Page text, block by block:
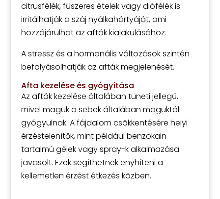
citrusfélék, fűszeres ételek vagy diófélék is
irritálhatják a száj nyálkahártyáját, ami
hozzájárulhat az afták kialakulásához.
A stressz és a hormonális változások szintén
befolyásolhatják az afták megjelenését.
Afta kezelése és gyógyítása
Az afták kezelése általában tüneti jellegű,
mivel maguk a sebek általában maguktól
gyógyulnak. A fájdalom csökkentésére helyi
érzéstelenítők, mint például benzokain
tartalmú gélek vagy spray-k alkalmazása
javasolt. Ezek segíthetnek enyhíteni a
kellemetlen érzést étkezés közben.